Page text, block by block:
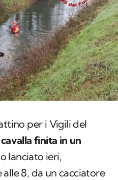
per i Vigili del
cavalla finita in un
lanciato ieri,
8, da un cacciatore